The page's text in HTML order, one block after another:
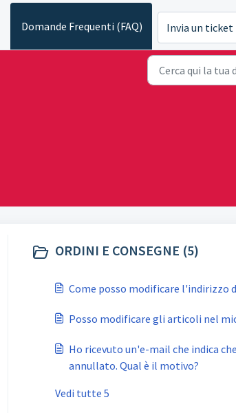
Domande Frequenti (FAQ) Invia un ticket
ORDINI E CONSEGNE (5)
Come posso modificare l'indirizzo
Posso modificare gli articoli nel
Ho ricevuto un'e-mail che indica
annullato. Qual è il motivo?
Vedi tutte 5